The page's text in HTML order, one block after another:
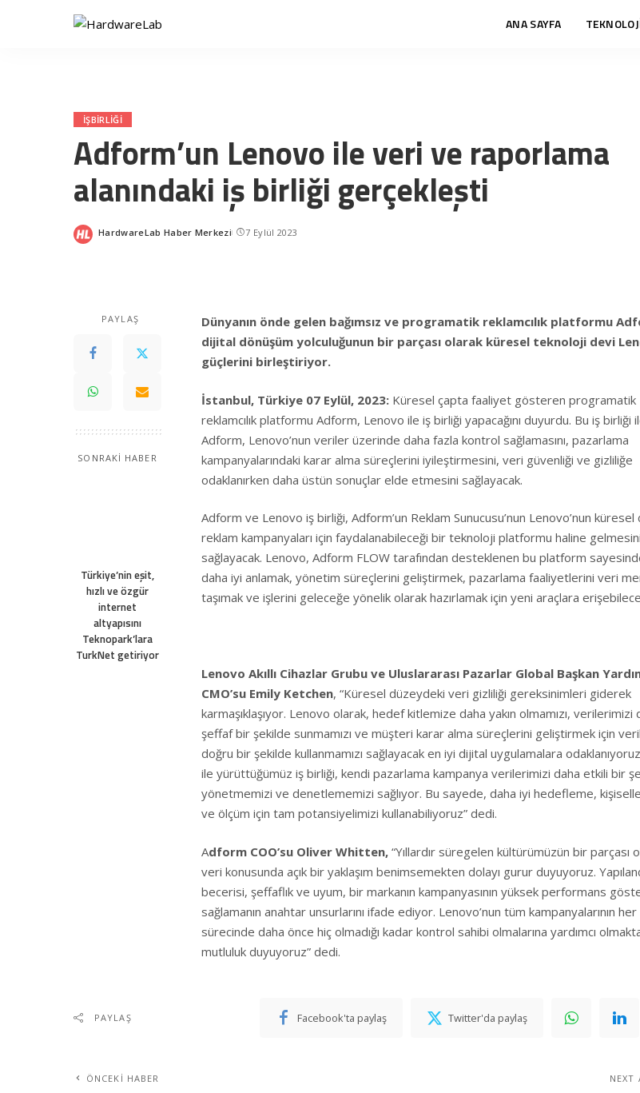
ANA SAYFA
İŞBIRLIĞI
Adform’un Lenovo ile veri ve raporlama
alanındaki iş birliği gerçekleşti
Posted
HardwareLab Haber Merkezi 7 Eylül 2023
PAYLAŞ
SONRAKİ HABER
Türkiye’nin eşit,
hızlı ve özgür
internet
altyapısını
Teknopark’lara
TurkNet getiriyor
Dünyanın önde gelen bağımsız ve programatik reklamcılık platformu
dijital dönüşüm yolculuğunun bir parçası olarak küresel teknoloji devi
güçlerini birleştiriyor.
İstanbul, Türkiye 07 Eylül, 2023: Küresel çapta faaliyet gösteren programatik
reklamcılık platformu Adform, Lenovo ile iş birliği yapacağını duyurdu. Bu iş birliği
Adform, Lenovo’nun veriler üzerinde daha fazla kontrol sağlamasını, pazarlama
kampanyalarındaki karar alma süreçlerini iyileştirmesini, veri güvenliği ve gizliliğe
odaklanırken daha üstün sonuçlar elde etmesini sağlayacak.
Adform ve Lenovo iş birliği, Adform’un Reklam Sunucusu’nun Lenovo’nun küresel
reklam kampanyaları için faydalanabileceği bir teknoloji platformu haline gelmesini
sağlayacak. Lenovo, Adform FLOW tarafından desteklenen bu platform
daha iyi anlamak, yönetim süreçlerini geliştirmek, pazarlama faaliyetlerini veri
taşımak ve işlerini geleceğe yönelik olarak hazırlamak için yeni araçlara
Lenovo Akıllı Cihazlar Grubu ve Uluslararası Pazarlar Global Başkan
CMO’su Emily Ketchen, “Küresel düzeydeki veri gizliliği gereksinimleri giderek
karmaşıklaşıyor. Lenovo olarak, hedef kitlemize daha yakın olmamızı, verilerimizi
şeffaf bir şekilde sunmamızı ve müşteri karar alma süreçlerini geliştirmek için
doğru bir şekilde kullanmamızı sağlayacak en iyi dijital uygulamalara
ile yürüttüğümüz iş birliği, kendi pazarlama kampanya verilerimizi daha etkili bir
yönetmemizi ve denetlememizi sağlıyor. Bu sayede, daha iyi hedefleme,
ve ölçüm için tam potansiyelimizi kullanabiliyoruz” dedi.
Adform COO’su Oliver Whitten, “Yıllardır süregelen kültürümüzün bir parçası
veri konusunda açık bir yaklaşım benimsemekten dolayı gurur duyuyoruz.
becerisi, şeffaflık ve uyum, bir markanın kampanyasının yüksek performans
sağlamanın anahtar unsurlarını ifade ediyor. Lenovo’nun tüm kampanyalarının her
sürecinde daha önce hiç olmadığı kadar kontrol sahibi olmalarına yardımcı
mutluluk duyuyoruz” dedi.
PAYLAŞ Facebook'ta paylaş Twitter'da paylaş
ÖNCEKI HABER NEXT